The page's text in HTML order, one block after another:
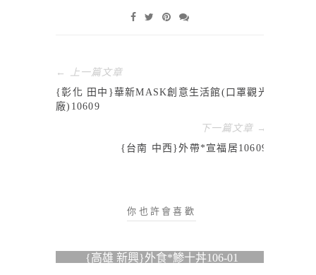
← 上一篇文章
{彰化 田中}華新MASK創意生活館(口罩觀光工
廠)10609
下一篇文章 →
{台南 中西}外帶*宣福居10609
你也許會喜歡
{高雄 新興}外食*鯵十丼106-01